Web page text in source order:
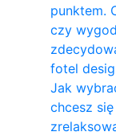
punktem.
czy
fotel
Jak
chcesz